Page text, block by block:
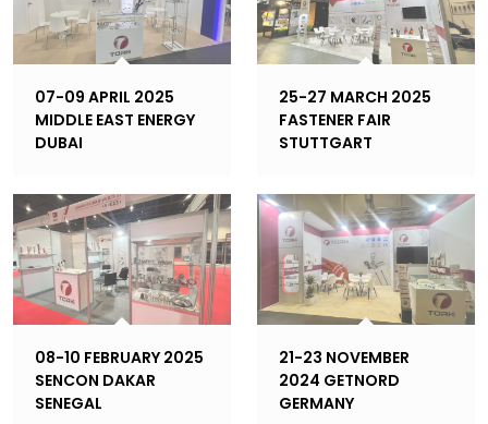
07-09 APRIL 2025
MIDDLE EAST ENERGY
DUBAI
25-27 MARCH 2025
FASTENER FAIR
STUTTGART
08-10 FEBRUARY 2025
SENCON DAKAR
SENEGAL
21-23 NOVEMBER
2024 GETNORD
GERMANY